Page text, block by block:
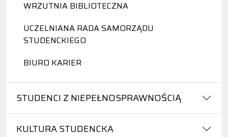
WRZUTNIA BIBLIOTECZNA
UCZELNIANA RADA SAMORZĄDU
STUDENCKIEGO
BIURO KARIER
STUDENCI Z NIEPEŁNOSPRAWNOŚCIĄ
KULTURA STUDENCKA